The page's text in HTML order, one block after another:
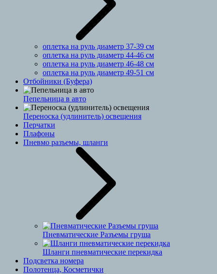
оплетка на руль диаметр 37-39 см
оплетка на руль диаметр 44-46 см
оплетка на руль диаметр 46-48 см
оплетка на руль диаметр 49-51 см
Отбойники (Буфера)
Пепельница в авто
Переноска (удлинитель) освещения
Перчатки
Плафоны
Пневмо разъемы, шланги
Пневматические Разъемы груша
Шланги пневматические перекидка
Подсветка номера
Полотенца, Косметички